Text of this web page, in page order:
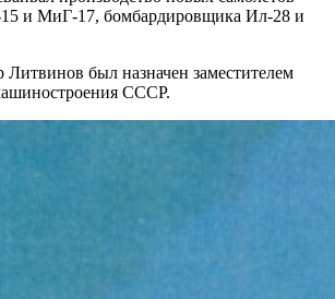
и МиГ-17, бомбардировщика Ил-28 и
был назначен заместителем
СССР.